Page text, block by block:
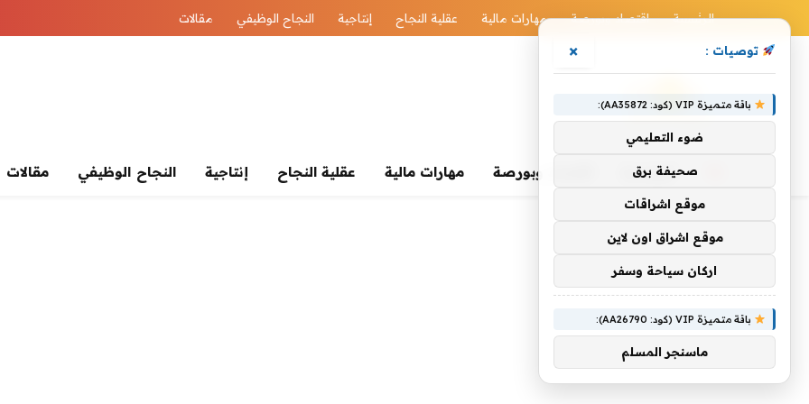
الرئيسية اقتصاد وبورصة مهارات مالية عقلية النجاح إنتاجية النجاح الوظيفي مقالات
الرئيسية اقتصاد وبورصة مهارات مالية عقلية النجاح إنتاجية النجاح الوظيفي مقالات
توصيات : ×
باقة متميزة VIP (كود: AA35872):
ضوء التعليمي
صحيفة برق
موقع اشراقات
موقع اشراق اون لاين
اركان سياحة وسفر
باقة متميزة VIP (كود: AA26790):
ماسنجر المسلم